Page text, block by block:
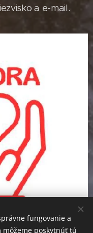
a e-mail.
fungovanie a
môžeme poskytnúť tú